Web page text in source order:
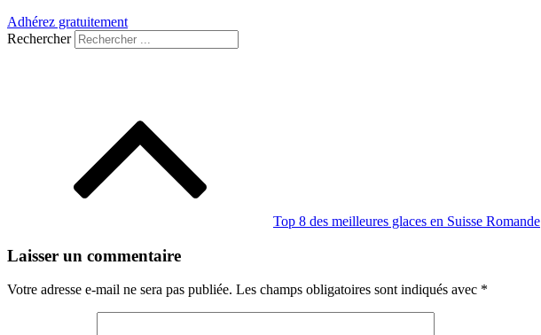
Adhérez gratuitement
Rechercher
Top 8 des meilleures glaces en Suisse Romande
Laisser un commentaire
Votre adresse e-mail ne sera pas publiée. Les champs obligatoires sont indiqués avec *